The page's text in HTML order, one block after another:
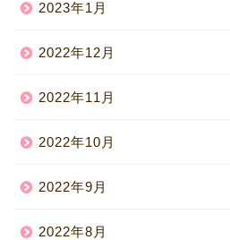
2023年1月
2022年12月
2022年11月
2022年10月
2022年9月
2022年8月